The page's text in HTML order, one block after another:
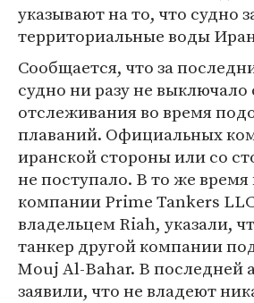
указывают на то, что судно
территориальные воды
Сообщается, что за
судно ни разу не выключало
отслеживания во время
плаваний. Официальных
иранской стороны или со
не поступало. В то же время
компании Prime Tankers
владельцем Riah, указали,
танкер другой компании
Mouj Al-Bahar. В последней
заявили, что не владеют